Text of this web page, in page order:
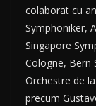
colaborat cu
Symphoniker,
Singapore
Cologne, Bern
Orchestre de
precum